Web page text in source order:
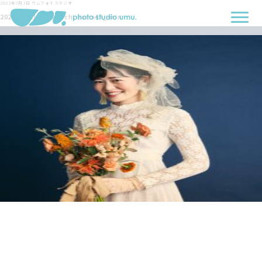
2022年7月3日 ウムフォトスタジオ
2022-06-11-Nakabachi-sama49_-min